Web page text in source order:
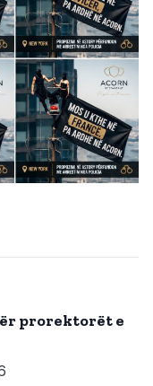
prorektorët e